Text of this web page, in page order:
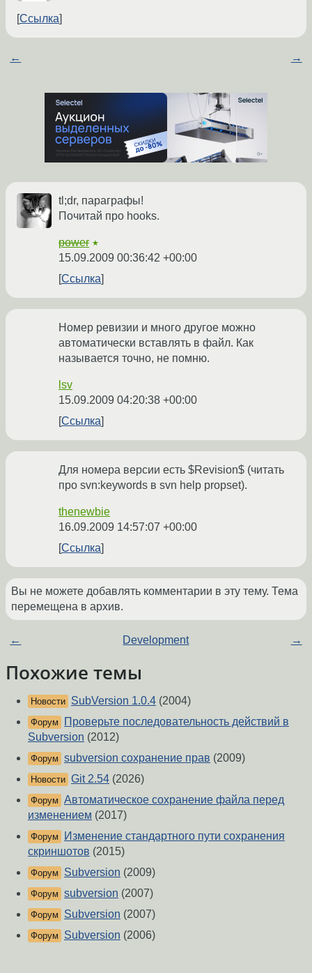
Ссылка
← →
tl;dr, параграфы!
Почитай про hooks.
power ★
15.09.2009 00:36:42 +00:00
Ссылка
Номер ревизии и много другое можно
автоматически вставлять в файл. Как
называется точно, не помню.
lsv
15.09.2009 04:20:38 +00:00
Ссылка
Для номера версии есть $Revision$ (читать
про svn:keywords в svn help propset).
thenewbie
16.09.2009 14:57:07 +00:00
Ссылка
Вы не можете добавлять комментарии в эту тему. Тема
перемещена в архив.
← Development →
Похожие темы
Новости SubVersion 1.0.4 (2004)
Форум
Проверьте последовательность действий в
Subversion (2012)
Форум subversion сохранение прав (2009)
Новости Git 2.54 (2026)
Форум Автоматическое сохранение файла перед
изменением (2017)
Форум
Изменение стандартного пути сохранения
скриншотов (2015)
Форум Subversion (2009)
Форум subversion (2007)
Форум Subversion (2007)
Форум Subversion (2006)